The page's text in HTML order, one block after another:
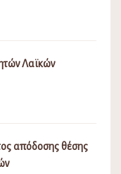
Λαϊκών
απόδοσης θέσης